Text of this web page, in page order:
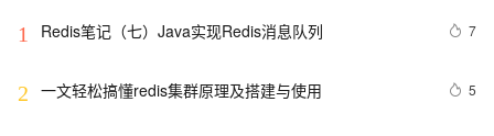
1 Redis笔记（七）Java实现Redis消息队列 7
2 一文轻松搞懂redis集群原理及搭建与使用 5